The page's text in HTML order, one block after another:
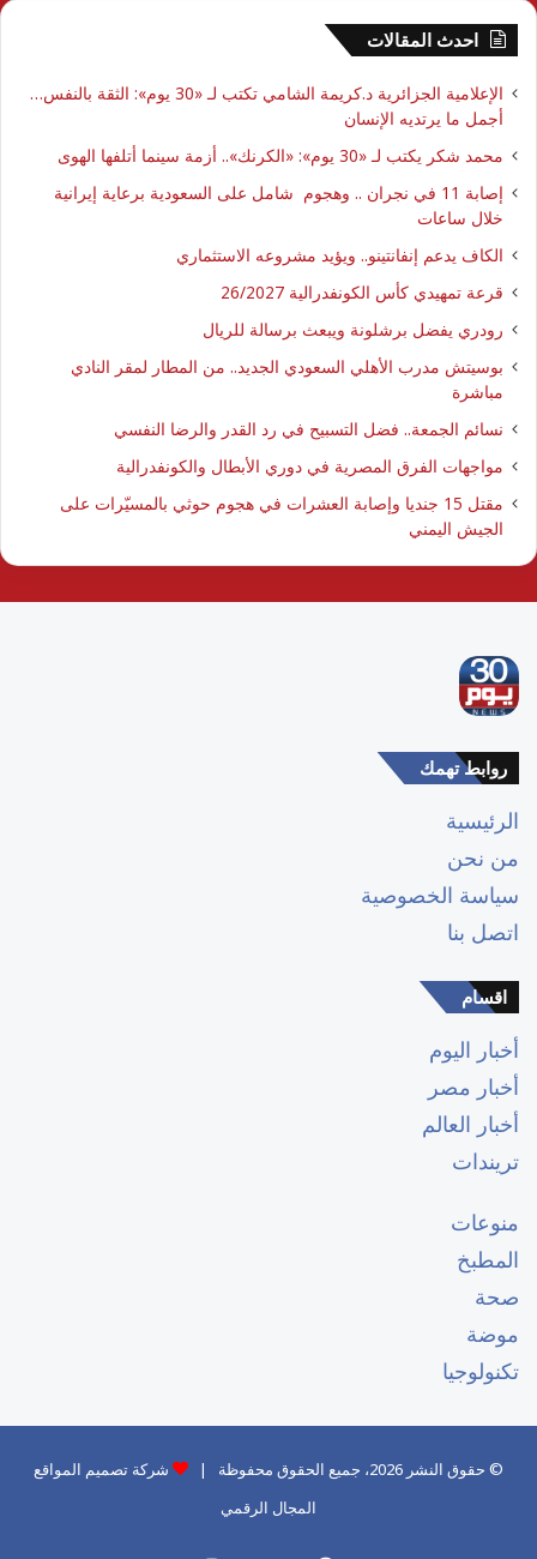
احدث المقالات
الإعلامية الجزائرية د.كريمة الشامي تكتب لـ «30 يوم»: الثقة بالنفس…
أجمل ما يرتديه الإنسان
محمد شكر يكتب لـ «30 يوم»: «الكرنك».. أزمة سينما أتلفها الهوى
إصابة 11 في نجران .. وهجوم شامل على السعودية برعاية إيرانية
خلال ساعات
الكاف يدعم إنفانتينو.. ويؤيد مشروعه الاستثماري
قرعة تمهيدي كأس الكونفدرالية 26/2027
رودري يفضل برشلونة ويبعث برسالة للريال
بوسيتش مدرب الأهلي السعودي الجديد.. من المطار لمقر النادي
مباشرة
نسائم الجمعة.. فضل التسبيح في رد القدر والرضا النفسي
مواجهات الفرق المصرية في دوري الأبطال والكونفدرالية
مقتل 15 جنديا وإصابة العشرات في هجوم حوثي بالمسيّرات على
الجيش اليمني
روابط تهمك
الرئيسية
من نحن
سياسة الخصوصية
اتصل بنا
اقسام
أخبار اليوم
أخبار مصر
أخبار العالم
تريندات
منوعات
المطبخ
صحة
موضة
تكنولوجيا
© حقوق النشر 2026، جميع الحقوق محفوظة |
شركة تصميم المواقع
المجال الرقمي